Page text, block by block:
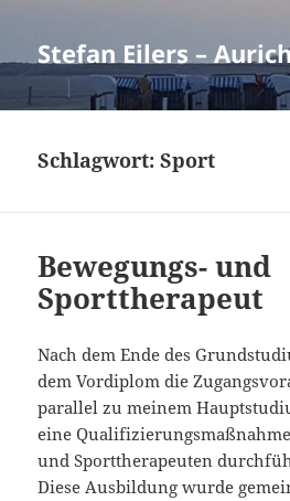
Stefan Eilers –
Schlagwort:Sport
Bewegungs- und
Sporttherapeut
Nach dem Ende des
dem Vordiplom die
parallel zu meinem
eine
und Sporttherapeuten
Diese Ausbildung wurde